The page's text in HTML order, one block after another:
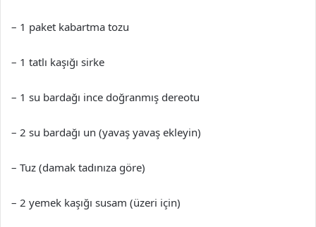
– 1 paket kabartma tozu
– 1 tatlı kaşığı sirke
– 1 su bardağı ince doğranmış dereotu
– 2 su bardağı un (yavaş yavaş ekleyin)
– Tuz (damak tadınıza göre)
– 2 yemek kaşığı susam (üzeri için)